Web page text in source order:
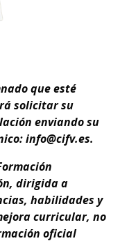
que esté
solicitar su
enviando su
info@cifv.es.
, dirigida a
habilidades y
curricular, no
oficial